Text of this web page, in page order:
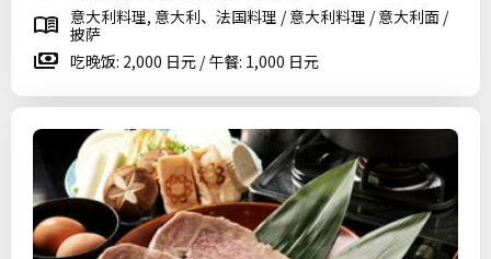
意大利料理, 意大利、法国料理 / 意大利料理 / 意大利面 /
披萨
吃晚饭: 2,000 日元 / 午餐: 1,000 日元